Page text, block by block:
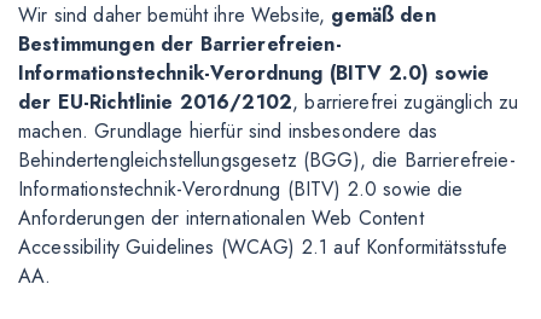
Wir sind daher bemüht ihre Website, gemäß den
Bestimmungen der Barrierefreien-
Informationstechnik-Verordnung (BITV 2.0) sowie
der EU-Richtlinie 2016/2102, barrierefrei zugänglich zu
machen. Grundlage hierfür sind insbesondere das
Behindertengleichstellungsgesetz (BGG), die Barrierefreie-
Informationstechnik-Verordnung (BITV) 2.0 sowie die
Anforderungen der internationalen Web Content
Accessibility Guidelines (WCAG) 2.1 auf Konformitätsstufe
AA.